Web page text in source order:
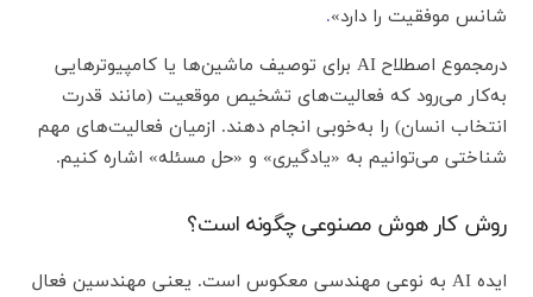
شانس موفقیت را دارد».
درمجموع اصطلاح AI برای توصیف ماشین‌ها یا کامپیوترهایی
به‌کار می‌رود که فعالیت‌های تشخیص موقعیت (مانند قدرت
انتخاب انسان) را به‌خوبی انجام دهند. ازمیان فعالیت‌های مهم
شناختی می‌توانیم به «یادگیری» و «حل مسئله» اشاره کنیم.
روش کار هوش مصنوعی چگونه است؟
ایده AI به نوعی مهندسی معکوس است. یعنی مهندسین فعال